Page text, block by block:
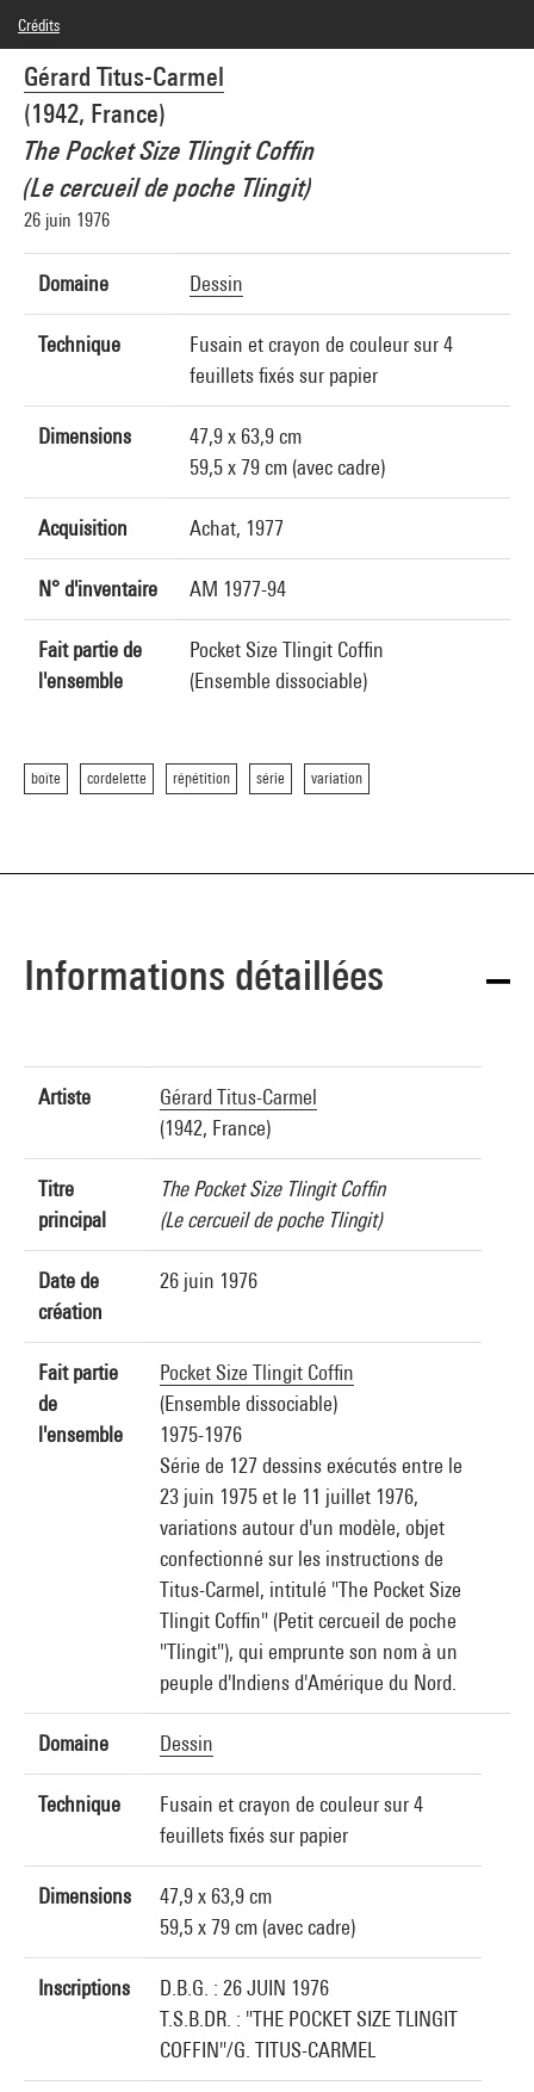
Gérard Titus-Carmel
(1942, France)
The Pocket Size Tlingit Coffin
(Le cercueil de poche Tlingit)
26 juin 1976
Domaine Dessin
Technique
Fusain et crayon de couleur sur 4
feuillets fixés sur papier
Dimensions
47,9 x 63,9 cm
59,5 x 79 cm (avec cadre)
Acquisition Achat, 1977
N° d'inventaire AM 1977-94
Fait partie de
l'ensemble
Pocket Size Tlingit Coffin
(Ensemble dissociable)
boîte cordelette répétition série variation
Crédits
© Adagp, Paris
Crédit photographique : Centre Pompidou, MNAM-CCI/Philippe Migeat/Dist.
GrandPalaisRmn
Réf. image : 4N87312
Diffusion image :GrandPalaisRmnPhoto
Informations détaillées
Artiste
Gérard Titus-Carmel
(1942, France)
Titre
principal
The Pocket Size Tlingit Coffin
(Le cercueil de poche Tlingit)
Date de
création
26 juin 1976
Fait partie
de
l'ensemble
Pocket Size Tlingit Coffin
(Ensemble dissociable)
1975-1976
Série de 127 dessins exécutés entre le
23 juin 1975 et le 11 juillet 1976,
variations autour d'un modèle, objet
confectionné sur les instructions de
Titus-Carmel, intitulé "The Pocket Size
Tlingit Coffin" (Petit cercueil de poche
"Tlingit"), qui emprunte son nom à un
peuple d'Indiens d'Amérique du Nord.
Domaine Dessin
Technique
Fusain et crayon de couleur sur 4
feuillets fixés sur papier
Dimensions
47,9 x 63,9 cm
59,5 x 79 cm (avec cadre)
Inscriptions
D.B.G. : 26 JUIN 1976
T.S.B.DR. : "THE POCKET SIZE TLINGIT
COFFIN"/G. TITUS-CARMEL